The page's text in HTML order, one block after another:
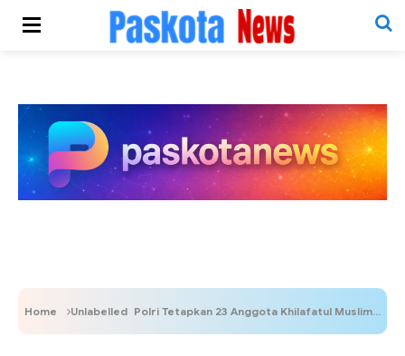
Home Unlabelled Polri Tetapkan 23 Anggota Khilafatul Muslimin Sebagai Tersangka